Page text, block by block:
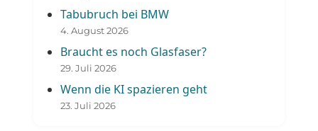
Tabubruch bei BMW
4. August 2026
Braucht es noch Glasfaser?
29. Juli 2026
Wenn die KI spazieren geht
23. Juli 2026